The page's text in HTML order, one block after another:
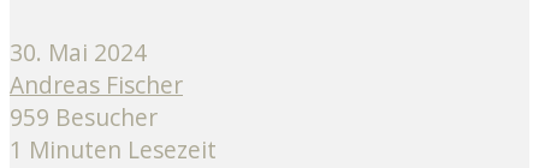
30. Mai 2024
Andreas Fischer
959 Besucher
1 Minuten Lesezeit